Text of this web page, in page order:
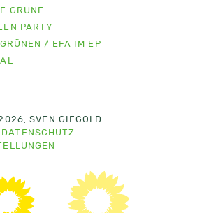
GRÜNE
PARTY
/ EFA IM EP
SVEN GIEGOLD
DATENSCHUTZ